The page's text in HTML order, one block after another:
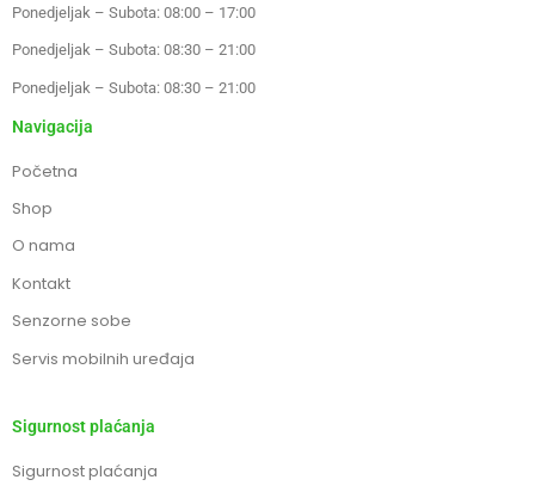
Ponedjeljak – Subota: 08:00 – 17:00
Ponedjeljak – Subota: 08:30 – 21:00
Ponedjeljak – Subota: 08:30 – 21:00
Navigacija
Početna
Shop
O nama
Kontakt
Senzorne sobe
Servis mobilnih uređaja
Sigurnost plaćanja
Sigurnost plaćanja